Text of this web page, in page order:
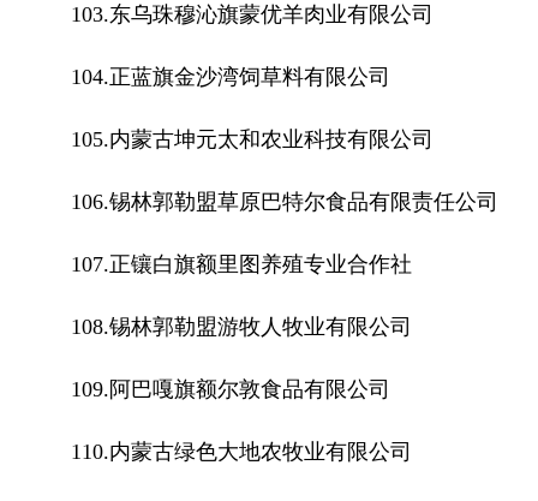
103.东乌珠穆沁旗蒙优羊肉业有限公司
104.正蓝旗金沙湾饲草料有限公司
105.内蒙古坤元太和农业科技有限公司
106.锡林郭勒盟草原巴特尔食品有限责任公司
107.正镶白旗额里图养殖专业合作社
108.锡林郭勒盟游牧人牧业有限公司
109.阿巴嘎旗额尔敦食品有限公司
110.内蒙古绿色大地农牧业有限公司